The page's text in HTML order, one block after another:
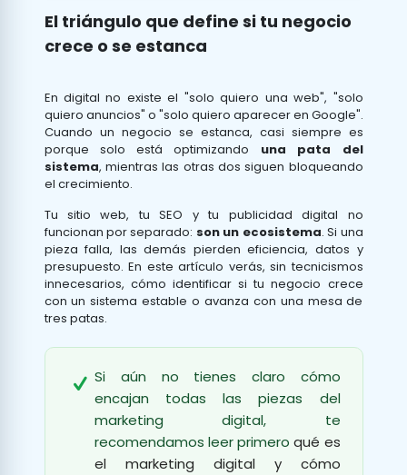
El triángulo que define si tu negocio
crece o se estanca
En digital no existe el "solo quiero una web", "solo
quiero anuncios" o "solo quiero aparecer en Google".
Cuando un negocio se estanca, casi siempre es
porque solo está optimizando una pata del
sistema, mientras las otras dos siguen bloqueando
el crecimiento.
Tu sitio web, tu SEO y tu publicidad digital no
funcionan por separado: son un ecosistema. Si una
pieza falla, las demás pierden eficiencia, datos y
presupuesto. En este artículo verás, sin tecnicismos
innecesarios, cómo identificar si tu negocio crece
con un sistema estable o avanza con una mesa de
tres patas.
Si aún no tienes claro cómo
encajan todas las piezas del
marketing digital, te
recomendamos leer primeroqué es
el marketing digital y cómo